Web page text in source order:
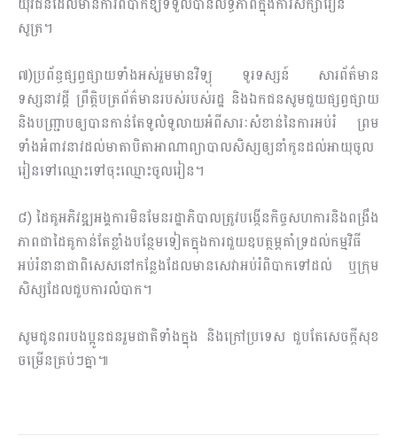
សូត្រ។
៧)ប្រព័ន្ធផ្សព្វផ្សាយទាំងអស់រួមមានវិទ្យុ ទូរទស្សន៍ សារព័ត៌មាន
ទស្សនាវដ្តី ព្រឹត្តិបត្រព័ត៌មានរបស់របស់រដ្ឋ និងឯកជនសូមជួយផ្សព្វផ្សាយ
និងបញ្ជ្រាបឲ្យបានកាន់តែទូលំទូលាយអំពីសារៈសំខាន់នៃការអប់រំ ព្រម
ទាំងអំពាវនាវដល់មាតាបិតាអាណាព្យាបាលសិស្សឲ្យនាំកូនដល់អាយុចូល
រៀនទៅឈ្មោះទៅចុះឈ្មោះចូលរៀន។
៨) ដៃគូអភិវឌ្ឍអង្គការមិនមែនរដ្ឋាភិបាលត្រូវបង្កើនកិច្ចសហការនិងពង្រឹង
ភាពជាដៃគូកាន់តែខ្លាំងបន្ថែមទៀតក្នុងការជួយឧបត្ថម្ភគាំទ្រដល់កម្មវិធី
អប់រំនានាជាពិសេសនៅកន្លែងដែលមានសេវាអប់រំពិបាកទៅដល់ ឬក្រុម
សិស្សដែលជួបការលំបាក។
សូមជូនពរបងប្អូនជនរួមជាតិទាំងក្នុង និងក្រៅប្រទេស ជួបតែសេចក្តីសុខ
ចម្រើន​គ្រប់ៗគ្នា៕